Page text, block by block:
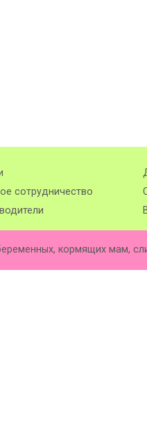
сотрудничество
кормящих мам,